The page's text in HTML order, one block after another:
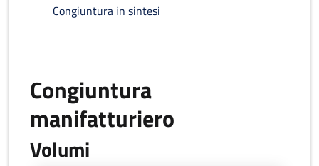
Congiuntura in sintesi
Congiuntura
manifatturiero
Volumi